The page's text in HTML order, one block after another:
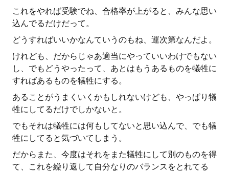
これをやれば受験でね、合格率が上がると、みんな思い
込んでるだけだって。
どうすればいいかなんていうのもね、運次第なんだよ。
けれども、だからじゃあ適当にやっていいわけでもない
し、でもどうやったって、あとはもうあるものを犠牲に
すればあるものを犠牲にする。
あることがうまくいくかもしれないけども、やっぱり犠
牲にしてるだけでしかないと。
でもそれは犠牲には何もしてないと思い込んで、でも犠
牲にしてると気づいてしまう。
だからまた、今度はそれをまた犠牲にして別のものを得
て、これを繰り返して自分なりのバランスをとれてる